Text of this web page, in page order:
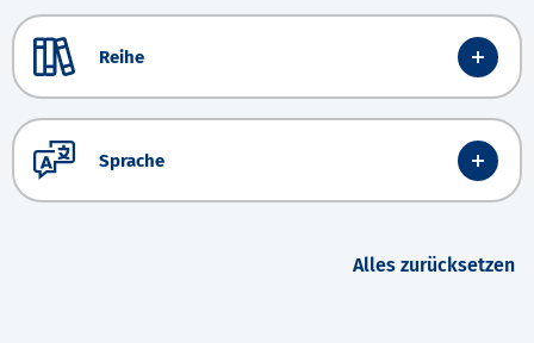
Reihe
Sprache
Alles zurücksetzen